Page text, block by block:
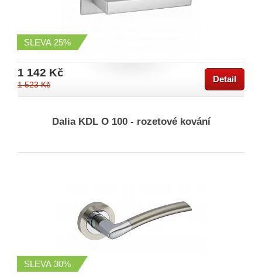
SLEVA 25%
1 142 Kč
1 523 Kč
Detail
Dalia KDL O 100 - rozetové kování
SLEVA 30%